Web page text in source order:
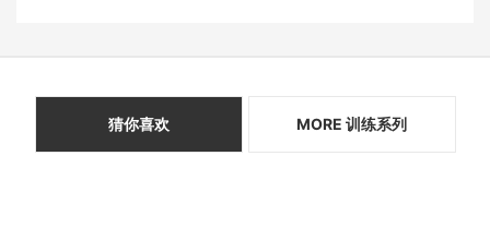
猜你喜欢 MORE 训练系列